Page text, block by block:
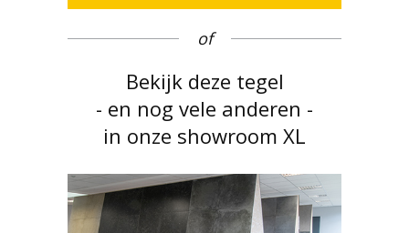
of
Bekijk deze tegel
- en nog vele anderen -
in onze showroom XL